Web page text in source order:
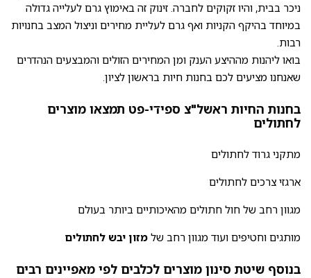
ניכר בבית, והיו זקוקים לחברה. זינוק זה באימוץ גרם לעלייה גדולה
במיוחד בהיקף הקניות ואף גרם לעליית מחירים וניצול המצב בחנויות
רבות.
בואו ליהנות מההיצע הענק ומן המחירים הזולים והמבצעים הנהדרים
שאנחנו מציעים לכם בחנות חיות בראשון לציון.
בחנות החיות ראשל"צ ספידי-פט תמצאו מוצרים
לחתולים
מתקני גרוד לחתולים
ארגזי צרכים לחתולים
מגוון רחב של חול חתולים מהאיכותיים ביותר בעולם
מותגים וחטיפים ועוד מגוון רחב של מזון יבש לחתולים
בנוסף שיטת סינון מוצרים לכלבים לפי מאפיינים רבים